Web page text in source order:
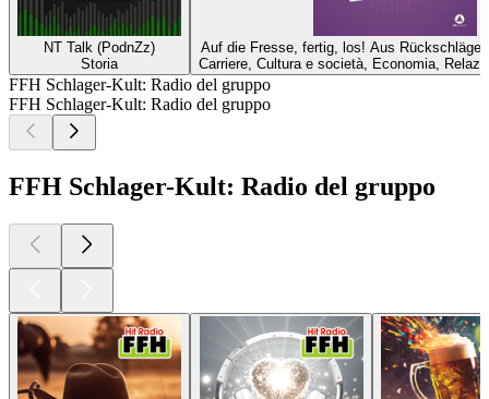
NT Talk (PodnZz)
Storia
Auf die Fresse, fertig, los! Aus
Carriere, Cultura e società, Economia,
FFH Schlager-Kult: Radio del gruppo
FFH Schlager-Kult: Radio del gruppo
FFH Schlager-Kult: Radio del gruppo